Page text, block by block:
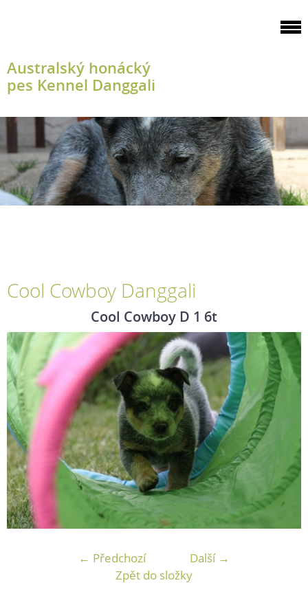
Australský honácký
pes Kennel Danggali
Cool Cowboy Danggali
Cool Cowboy D 1 6t
← Předchozí
Další →
Zpět do složky